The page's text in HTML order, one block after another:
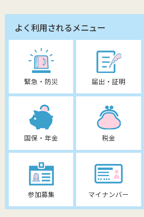
よく利用されるメニュー
緊急・防災 届出・証明
国保・年金 税金
参加募集 マイナンバー